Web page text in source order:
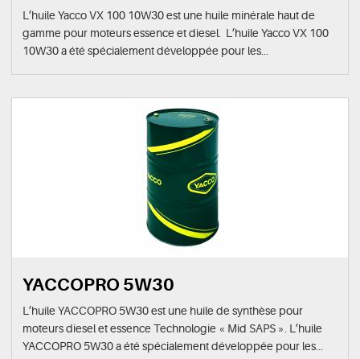
L’huile Yacco VX 100 10W30 est une huile minérale haut de
gamme pour moteurs essence et diesel. L’huile Yacco VX 100
10W30 a été spécialement développée pour les...
YACCOPRO 5W30
L’huile YACCOPRO 5W30 est une huile de synthèse pour
moteurs diesel et essence Technologie « Mid SAPS ». L’huile
YACCOPRO 5W30 a été spécialement développée pour les...